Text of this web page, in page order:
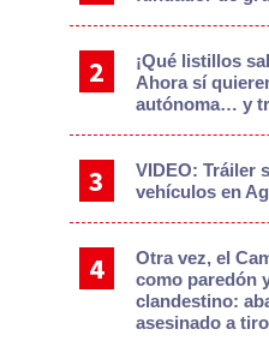
¡Qué listillos
Ahora sí
autónoma… y
VIDEO: Tráiler
vehículos en
Otra vez, el
como paredón
clandestino:
asesinado a